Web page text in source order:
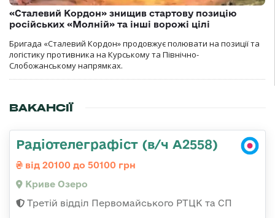
«Сталевий Кордон» знищив стартову позицію
російських «Молній» та інші ворожі цілі
Бригада «Сталевий Кордон» продовжує полювати на позиції та
логістику противника на Курському та Північно-
Слобожанському напрямках.
ВАКАНСІЇ
Радіотелеграфіст (в/ч А2558)
від 20100 до 50100 грн
Криве Озеро
Третій відділ Первомайського РТЦК та СП